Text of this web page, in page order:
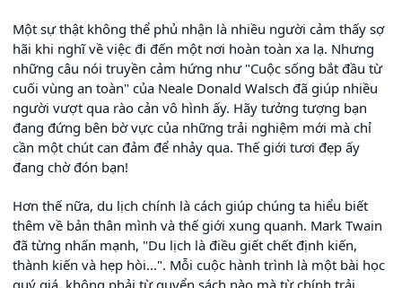
Một sự thật không thể phủ nhận là nhiều người cảm thấy sợ
hãi khi nghĩ về việc đi đến một nơi hoàn toàn xa lạ. Nhưng
những câu nói truyền cảm hứng như "Cuộc sống bắt đầu từ
cuối vùng an toàn" của Neale Donald Walsch đã giúp nhiều
người vượt qua rào cản vô hình ấy. Hãy tưởng tượng bạn
đang đứng bên bờ vực của những trải nghiệm mới mà chỉ
cần một chút can đảm để nhảy qua. Thế giới tươi đẹp ấy
đang chờ đón bạn!
Hơn thế nữa, du lịch chính là cách giúp chúng ta hiểu biết
thêm về bản thân mình và thế giới xung quanh. Mark Twain
đã từng nhấn mạnh, "Du lịch là điều giết chết định kiến,
thành kiến và hẹp hòi...". Mỗi cuộc hành trình là một bài học
quý giá, không phải từ quyển sách nào mà từ chính trải